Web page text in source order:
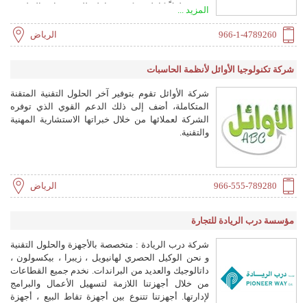
نقدم حلولاً كاملة وذكية وشاملة للمؤسسات التعليمية
تنفيذ حلول Apple الموثوقة والجديرة بالثقة. من خلال
هذا ، نحن قادرون على مساعدة هذه المؤسسات على
بين موظفيها من أجل تحقيق إنتاجية أعلى ونمو أكثر
المزيد ...
966-1-4789260 الرياض
شركة تكنولوجيا الأوائل لأنظمة الحاسبات
شركة الأوائل تقوم بتوفير آخر الحلول التقنية المتقنة
المتكاملة، أضف إلى ذلك الدعم القوي الذي توفره
الشركة لعملائها من خلال خبراتها الاستشارية المهنية
والتقنية.
966-555-789280 الرياض
مؤسسة درب الريادة للتجارة
شركة درب الريادة : متخصصة بالأجهزة والحلول التقنية
و نحن الوكيل الحصري لهانيويل ، زيبرا ، بيكسولون ،
داتالوجيك والعديد من البراندات. نخدم جميع القطاعات
من خلال أجهزتنا اللازمة لتسهيل الأعمال والبرامج
لإدارتها. أجهزتنا تتنوع بين أجهزة تقاط البيع ، أجهزة